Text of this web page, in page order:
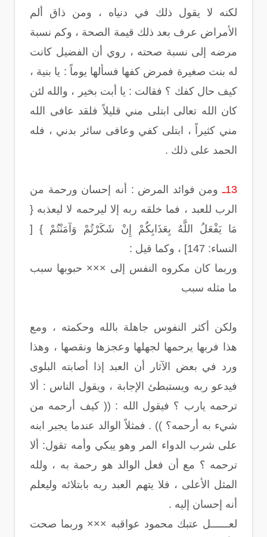
لكنه لا يقول ذلك في دنياه ، ومن ذاق ألم
الأمراض عرف بعد ذلك قيمة الصحة ، وكم نسبة
مرضه إلى نسبة صحته ، روي أن الفضيل كانت
له بنت صغيرة فمرض كفها فسألها يوماً : يا بنية ،
كيف حال كفك ؟ فقالت : يا أبت بخير ، والله لئن
كان الله تعالى ابتلى مني قليلاً فلقد عافى الله
مني كثيراً ، ابتلى كفي وعافى سائر بدني ، فله
الحمد على ذلك .
13ـ ومن فوائد المرض : أنه إحسان ورحمة من
الرب للعبد ، فما خلقه ربه إلا ليرحمه لا ليعذبه {
مَا يَفْعَلُ اللَّهُ بِعَذَابِكُمْ إِنْ شَكَرْتُمْ وَآمَنْتُمْ } [
النساء: 147] ، وكما قيل :
وربما كان مكروه النفس إلى ××× حبوبها سبب
ما مثله سبب
ولكن أكثر النفوس جاهلة بالله وحكمته ، ومع
هذا فربها يرحمها لجهلها وعجزها ونقصها ، وهذا
ورد في بعض الآثار أن العبد إذا أصابته البلوى
فيدعو ربه ويستبطئ الإجابة ، ويقول الناس : ألا
ترحمه يارب ؟ فيقول الله : (( كيف أرحمه من
شيء به أرحمه؟ )) . فمثلاً الوالد عندما يجبر ابنه
على شرب الدواء المر وهو يبكي وأمه تقول: ألا
ترحمه ؟ مع أن فعل الوالد هو رحمة به ، ولله
المثل الأعلى ، فلا يتهم العبد ربه بابتلائه وليعلم
أنه إحسان إليه .
لعــــــل عتبك محمود عواقبه ××× وربما صحت